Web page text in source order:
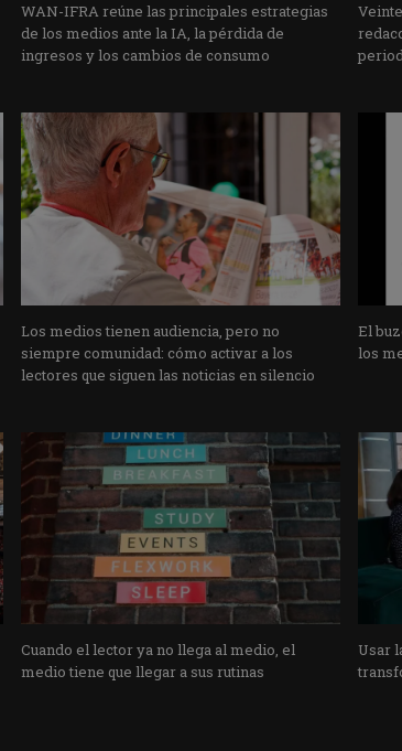
WAN-IFRA reúne las principales estrategias
de los medios ante la IA, la pérdida de
ingresos y los cambios de consumo
Los medios tienen audiencia, pero no
siempre comunidad: cómo activar a los
lectores que siguen las noticias en silencio
El
los
Cuando el lector ya no llega al medio, el
medio tiene que llegar a sus rutinas
Usar